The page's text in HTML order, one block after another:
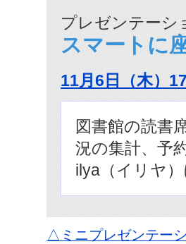
プレゼンテーシ
スマートに
11月6日（木）
図書館の読書
況の集計、予
ilya（イリヤ
△ミニプレゼンテー